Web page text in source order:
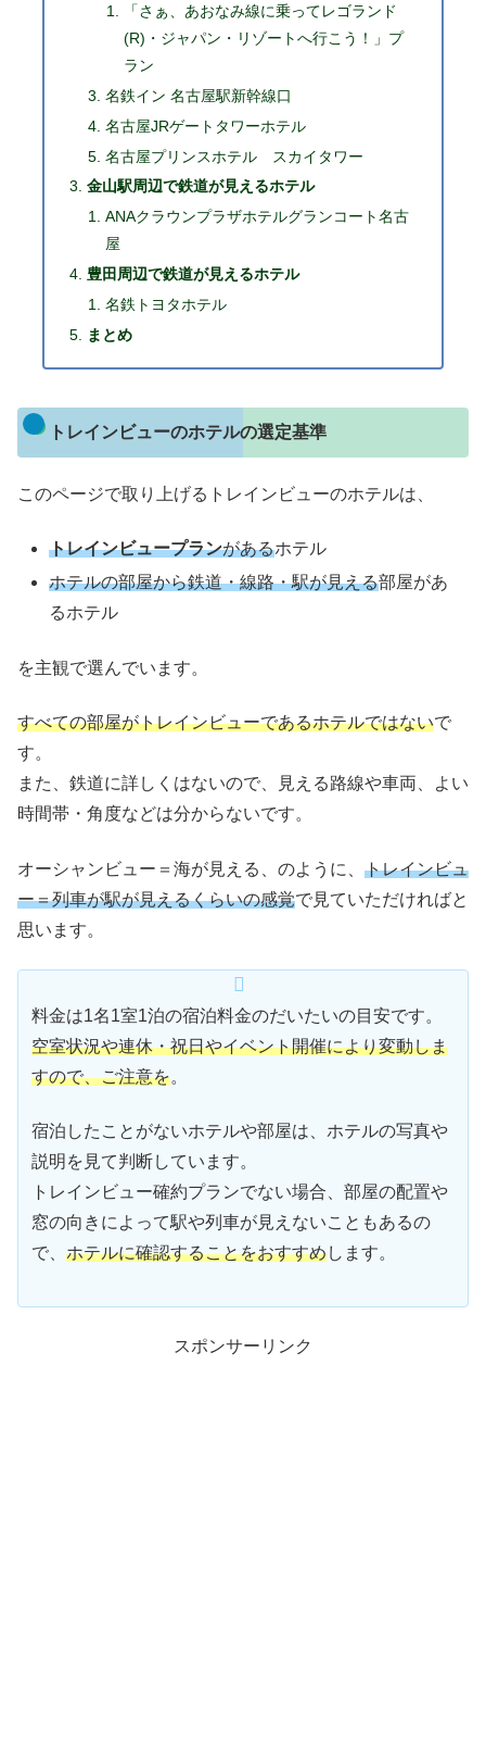
「さぁ、あおなみ線に乗ってレゴランド
(R)・ジャパン・リゾートへ行こう！」プ
ラン
名鉄イン 名古屋駅新幹線口
名古屋JRゲートタワーホテル
名古屋プリンスホテル スカイタワー
金山駅周辺で鉄道が見えるホテル
ANAクラウンプラザホテルグランコート名古
屋
豊田周辺で鉄道が見えるホテル
名鉄トヨタホテル
まとめ
トレインビューのホテルの選定基準
このページで取り上げるトレインビューのホテルは、
トレインビュープランがあるホテル
ホテルの部屋から鉄道・線路・駅が見える部屋があ
るホテル
を主観で選んでいます。
すべての部屋がトレインビューであるホテルではないで
す。
また、鉄道に詳しくはないので、見える路線や車両、よい
時間帯・角度などは分からないです。
オーシャンビュー＝海が見える、のように、 トレインビュ
ー＝列車が駅が見えるくらいの感覚で見ていただければと
思います。
料金は1名1室1泊の宿泊料金のだいたいの目安です。
空室状況や連休・祝日やイベント開催により変動しま
すので、ご注意を。
宿泊したことがないホテルや部屋は、ホテルの写真や
説明を見て判断しています。
トレインビュー確約プランでない場合、部屋の配置や
窓の向きによって駅や列車が見えないこともあるの
で、 ホテルに確認することをおすすめします。
スポンサーリンク